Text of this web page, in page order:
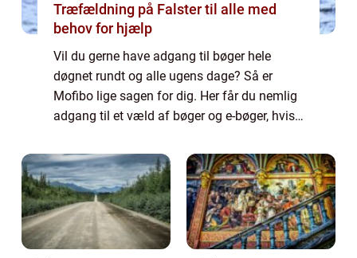
Træfældning på Falster til alle med
behov for hjælp
Vil du gerne have adgang til bøger hele
døgnet rundt og alle ugens dage? Så er
Mofibo lige sagen for dig. Her får du nemlig
adgang til et væld af bøger og e-bøger, hvis